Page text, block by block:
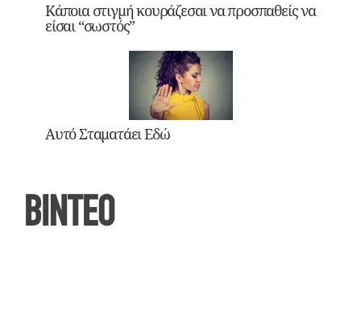
Κάποια στιγμή κουράζεσαι να προσπαθείς να
είσαι “σωστός”
Αυτό Σταματάει Εδώ
ΒΙΝΤΕΟ